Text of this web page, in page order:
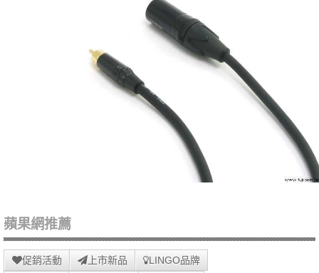
蘋果網推薦
促銷活動 上市新品
LINGO品牌